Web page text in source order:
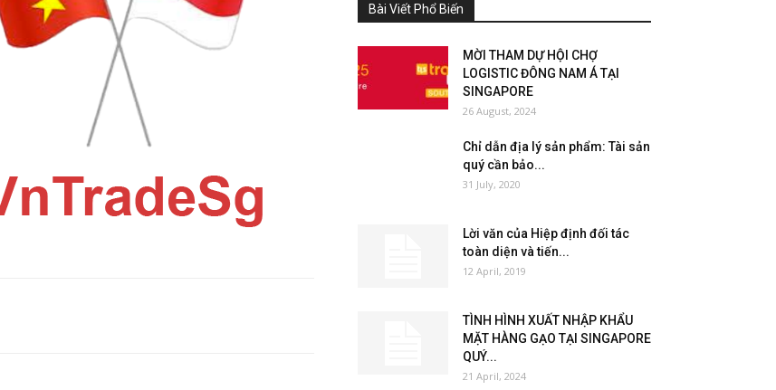
Bài Viết Phổ Biến
MỜI THAM DỰ HỘI CHỢ
LOGISTIC ĐÔNG NAM Á TẠI
SINGAPORE
26 August, 2024
Chỉ dẫn địa lý sản phẩm: Tài sản
quý cần bảo...
31 July, 2020
Lời văn của Hiệp định đối tác
toàn diện và tiến...
12 April, 2019
TÌNH HÌNH XUẤT NHẬP KHẨU
MẶT HÀNG GẠO TẠI SINGAPORE
QUÝ...
21 April, 2024